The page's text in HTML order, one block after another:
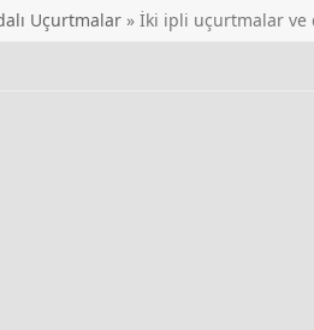
Uçurtmalar » İki ipli uçurtmalar ve